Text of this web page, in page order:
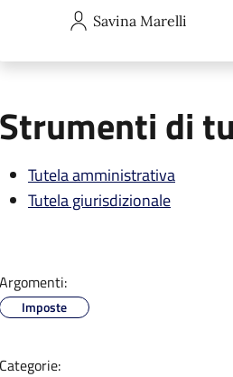
Savina Marelli
Strumenti di
Tutela amministrativa
Tutela giurisdizionale
Argomenti:
Imposte
Categorie: